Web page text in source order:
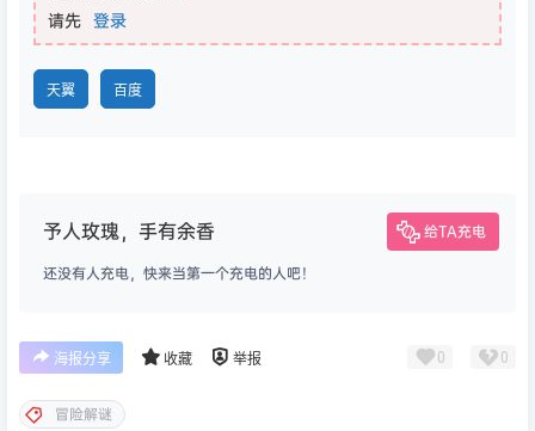
请先 登录
天翼 百度
予人玫瑰，手有余香 给TA充电
还没有人充电，快来当第一个充电的人吧！
海报分享 收藏 举报 0 0
冒险解谜